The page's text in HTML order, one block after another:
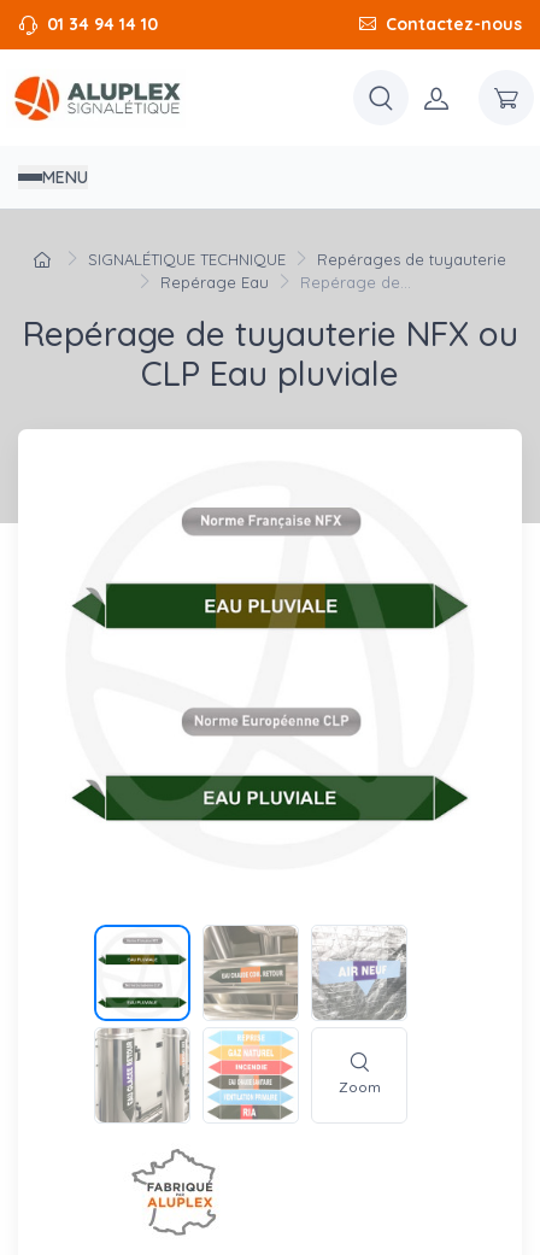
01 34 94 14 10 Contactez-nous
MENU
SIGNALÉTIQUE TECHNIQUE
Repérages de tuyauterie
Repérage Eau
Repérage de...
Repérage de tuyauterie NFX ou
CLP Eau pluviale
Zoom